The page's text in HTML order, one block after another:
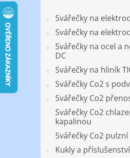
Svářečky na
Svářečky na
Svářečky na ocel a
DC
Svářečky na hliník
Svářečky Co2 s
Svářečky Co2
Svářečky Co2
kapalinou
Svářečky Co2 pulzní
Kukly a příslušenství